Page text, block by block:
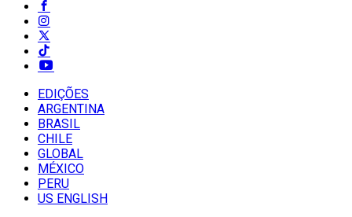
EDIÇÕES
ARGENTINA
BRASIL
CHILE
GLOBAL
MÉXICO
PERU
US ENGLISH